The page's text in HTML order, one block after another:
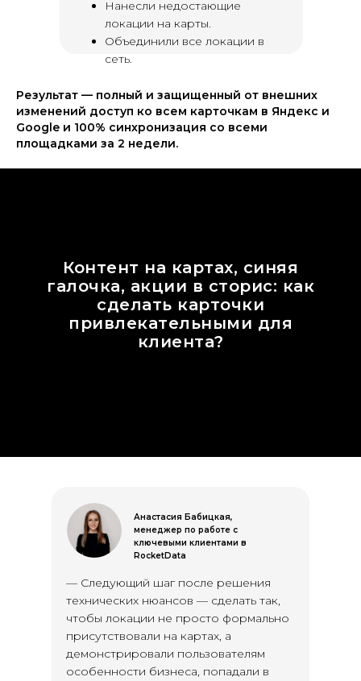
Нанесли недостающие
локации на карты.
Объединили все локации в
сеть.
Результат — полный и защищенный от внешних
изменений доступ ко всем карточкам в Яндекс и
Google и 100% синхронизация со всеми
площадками за 2 недели.
Контент на картах, синяя
галочка, акции в сторис: как
сделать карточки
привлекательными для
клиента?
— Следующий шаг после решения
технических нюансов — сделать так,
чтобы локации не просто формально
присутствовали на картах, а
демонстрировали пользователям
особенности бизнеса, попадали в
Анастасия Бабицкая,
менеджер по работе с
ключевыми клиентами в
RocketData